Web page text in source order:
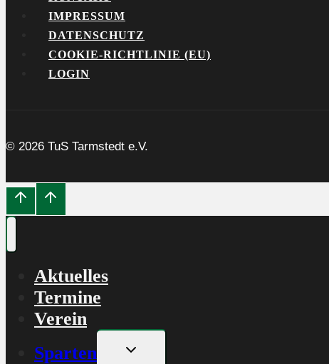
IMPRESSUM
DATENSCHUTZ
COOKIE-RICHTLINIE (EU)
LOGIN
© 2026 TuS Tarmstedt e.V.
Aktuelles
Termine
Verein
Sparten
Untermenü